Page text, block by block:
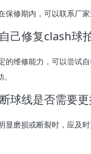
保修期内，可以联系厂家
己修复clash球
的维修能力，可以尝试
球线是否需要更
显磨损或断裂时，应及